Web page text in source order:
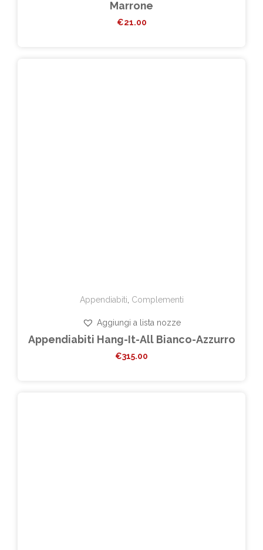
Marrone
€21.00
Appendiabiti Complementi
Aggiungi a lista nozze
Appendiabiti Hang-It-All Bianco-Azzurro
€315.00